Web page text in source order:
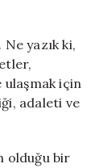
yazık ki,
ulaşmak için
adaleti ve
olduğu bir